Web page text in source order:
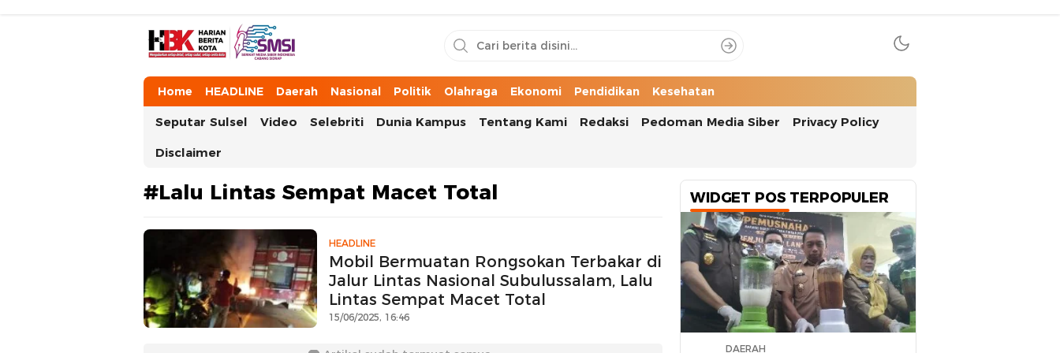
HarianBeritaKota
Mengabarkan Setiap Detil, Sudut, dan Cerita Kota
Home HEADLINE Daerah Nasional Politik Olahraga Ekonomi Pendidikan Kesehatan
Seputar Sulsel Video Selebriti Dunia Kampus Tentang Kami Redaksi Pedoman Media Siber Privacy Policy
Disclaimer
#Lalu Lintas Sempat Macet Total
HEADLINE
Mobil Bermuatan Rongsokan Terbakar di
Jalur Lintas Nasional Subulussalam, Lalu
Lintas Sempat Macet Total
15/06/2025, 16:46
WIDGET POS TERPOPULER
DAERAH